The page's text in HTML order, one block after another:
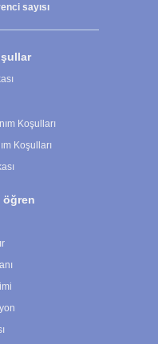
sayısı
Koşulları
Koşulları
öğren